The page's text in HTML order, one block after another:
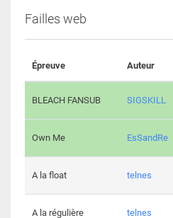
Failles web
Épreuve Auteur
BLEACH FANSUB SIGSKILL
Own Me EsSandRe
A la float telnes
A la régulière telnes